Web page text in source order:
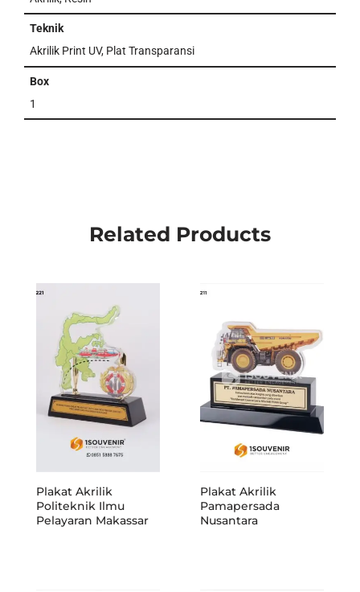
Teknik
Akrilik Print UV, Plat Transparansi
Box
1
Related Products
Plakat Akrilik
Politeknik Ilmu
Pelayaran Makassar
Plakat Akrilik
Pamapersada
Nusantara